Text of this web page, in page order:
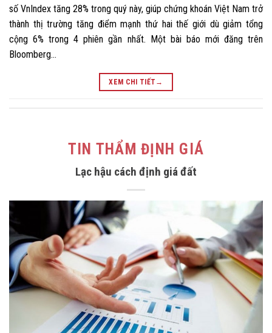
số VnIndex tăng 28% trong quý này, giúp chứng khoán Việt Nam trở
thành thị trường tăng điểm mạnh thứ hai thế giới dù giảm tổng
cộng 6% trong 4 phiên gần nhất. Một bài báo mới đăng trên
Bloomberg…
XEM CHI TIẾT →
TIN THẨM ĐỊNH GIÁ
Lạc hậu cách định giá đất